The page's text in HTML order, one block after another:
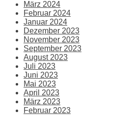
März 2024
Februar 2024
Januar 2024
Dezember 2023
November 2023
September 2023
August 2023
Juli 2023
Juni 2023
Mai 2023
April 2023
März 2023
Februar 2023